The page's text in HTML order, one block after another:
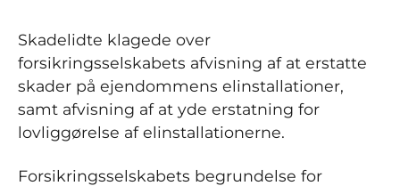
Skadelidte klagede over
forsikringsselskabets afvisning af at erstatte
skader på ejendommens elinstallationer,
samt afvisning af at yde erstatning for
lovliggørelse af elinstallationerne.
Forsikringsselskabets begrundelse for